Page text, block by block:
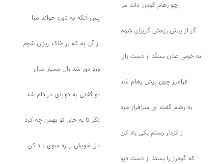
چو رهام گودرز داند مرا
پس آنگه به ناورد خواند مرا
گر از پیش رزمش گریزان شوم
از آن بِه که بر خاک ریزان شوم
به خوبی عنان بستُد از دست زال
وزو دور شد زال بسیار سال
فرامرز چون پیش رهام شد
تو گفتی به دو پای در دام شد
به رهام گفت ای سرافراز مرد
نگر تا به جای تو بهمن چه کرد
ز کردار رستم یکی یاد کن
دل خویش را ره سوی داد کن
که گودرز را بستد از دست دیو